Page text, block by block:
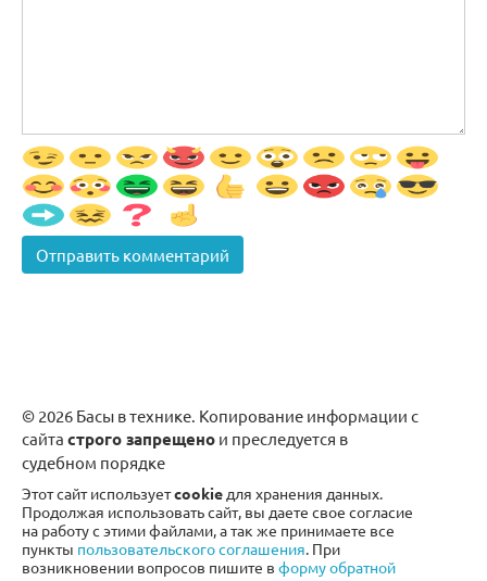
© 2026 Басы в технике. Копирование информации с
сайта строго запрещено и преследуется в
судебном порядке
Этот сайт используетcookie для хранения данных.
Продолжая использовать сайт, вы даете свое согласие
на работу с этими файлами, а так же принимаете все
пункты пользовательского соглашения. При
возникновении вопросов пишите в форму обратной